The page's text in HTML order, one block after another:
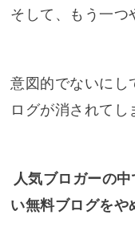
そして、もう一つ
意図的でないにし
ログが消されてし
人気ブロガーの
い無料ブログをや